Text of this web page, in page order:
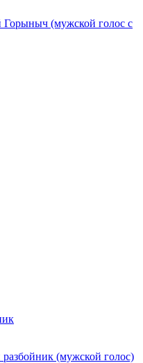
(мужской голос с
(мужской голос)